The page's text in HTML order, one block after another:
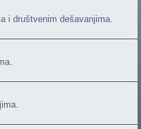
i društvenim dešavanjima.